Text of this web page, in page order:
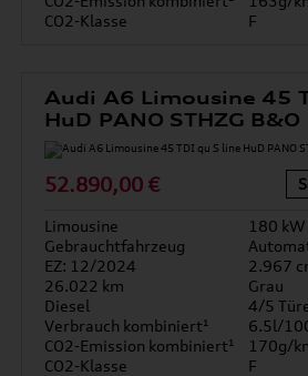
CO2-Klasse
F
Audi A6 Limousine 45
HuD PANO STHZG B&O
52.890,00 €
Limousine
180 kW
Gebrauchtfahrzeug
EZ: 12/2024
2.967
26.022 km
Grau
Diesel
4/5
Verbrauch kombiniert¹
6.5l/
CO2-Emission kombiniert¹
170g/
CO2-Klasse
F